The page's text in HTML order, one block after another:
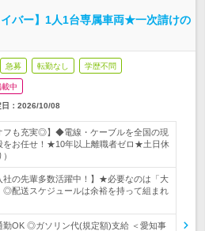
イバー】1人1台専属車両★一次請けの
急募 転勤なし 学歴不問
中
： 2026/10/08
フも充実◎】◆電線・ケーブルを全国の現
をお任せ！★10年以上離職者ゼロ★土日休
社の先輩多数活躍中！】★必要なのは「大
◎配送スケジュールは余裕を持って組まれ
OK ◎ガソリン代(規定額)支給 ＜愛知事